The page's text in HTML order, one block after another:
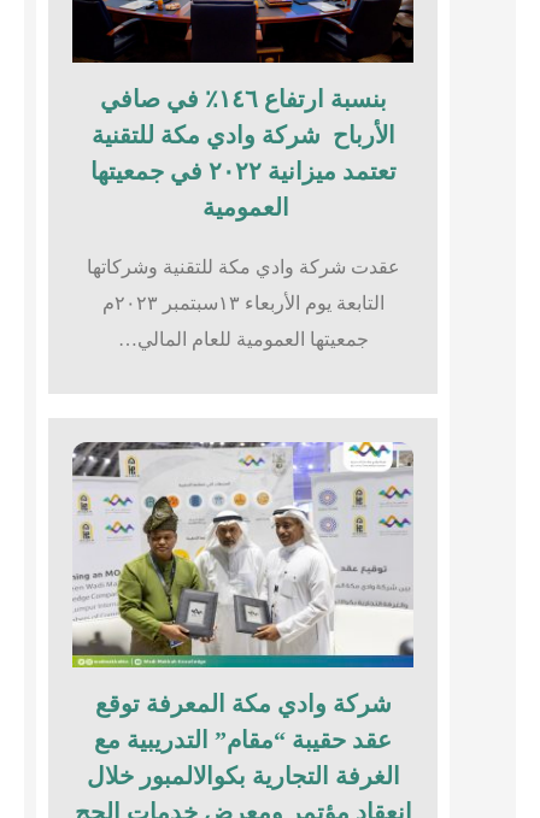
بنسبة ارتفاع ١٤٦٪؜ في صافي
الأرباح شركة وادي مكة للتقنية
تعتمد ميزانية ٢٠٢٢ في جمعيتها
العمومية
عقدت شركة وادي مكة للتقنية وشركاتها
التابعة يوم الأربعاء ١٣سبتمبر ٢٠٢٣م
جمعيتها العمومية للعام المالي…
شركة وادي مكة المعرفة توقع
عقد حقيبة “مقام” التدريبية مع
الغرفة التجارية بكوالالمبور خلال
انعقاد مؤتمر ومعرض خدمات الحج